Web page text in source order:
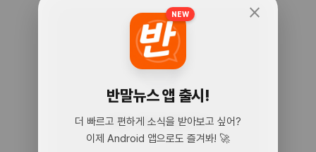
🧐
어? 여기 맞아?
close
NEW
반말뉴스 앱 출시!
더 빠르고 편하게 소식을 받아보고 싶어?
이제 Android 앱으로도 즐겨봐! 🚀